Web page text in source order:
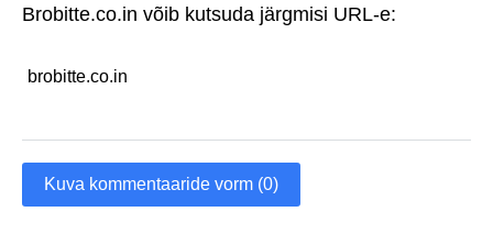
Brobitte.co.in võib kutsuda järgmisi URL-e:
brobitte.co.in
Kuva kommentaaride vorm (0)